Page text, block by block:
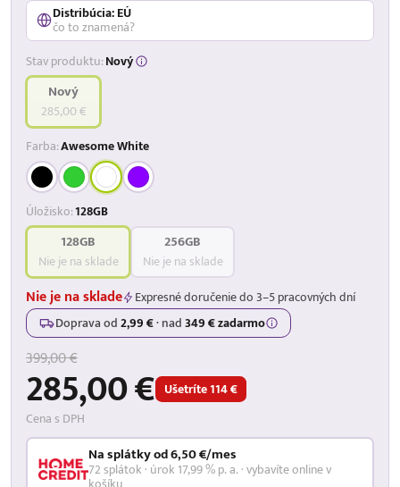
Distribúcia: EÚ
čo to znamená?
Stav produktu:Nový
Nový
285,00 €
Farba:Awesome White
Úložisko:128GB
128GB
Nie je na sklade
256GB
Nie je na sklade
Nie je na sklade
Expresné doručenie do 3–5 pracovných dní
Doprava od2,99 €·nad349 € zadarmo
399,00 €
285,00 € Ušetríte 114 €
Cena s DPH
Na splátky od 6,50 €/mes
72 splátok · úrok 17,99 % p. a. · vybavíte online v